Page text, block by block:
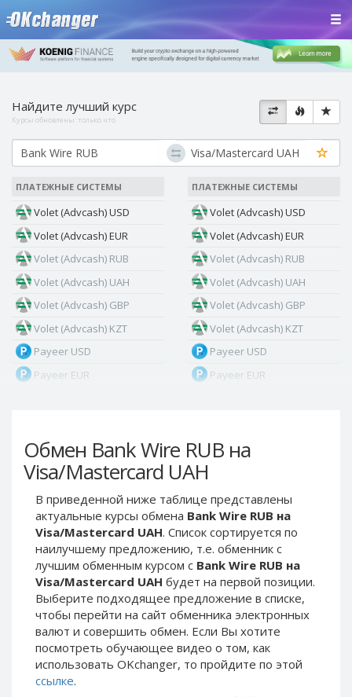
Обмен Bank Wire RUB на
Visa/Mastercard UAH
В приведенной ниже таблице представлены
актуальные курсы обмена Bank Wire RUB на
Visa/Mastercard UAH. Список сортируется по
наилучшему предложению, т.е. обменник с
лучшим обменным курсом с Bank Wire RUB на
Visa/Mastercard UAH будет на первой позиции.
Выберите подходящее предложение в списке,
чтобы перейти на сайт обменника электронных
валют и совершить обмен. Если Вы хотите
посмотреть обучающее видео о том, как
использовать OKchanger, то пройдите по этой
ссылке.
Найдите лучший курс
Курсы обновлены: только что
ПЛАТЕЖНЫЕ СИСТЕМЫ
Volet (Advcash) USD
Volet (Advcash) EUR
Volet (Advcash) RUB
Volet (Advcash) UAH
Volet (Advcash) GBP
Volet (Advcash) KZT
Payeer USD
Payeer EUR
Payeer Tether ERC20
(USDT)
Payeer UAH
ЮMoney RUB
ЮMoney KZT
PayPal USD
PayPal EUR
PayPal GBP
PayPal CAD
PayPal AUD
PayPal RUB
PayPal CZK
ПЛАТЕЖНЫЕ СИСТЕМЫ
Volet (Advcash) USD
Volet (Advcash) EUR
Volet (Advcash) RUB
Volet (Advcash) UAH
Volet (Advcash) GBP
Volet (Advcash) KZT
Payeer USD
Payeer EUR
Payeer Tether ERC20
(USDT)
ЮMoney RUB
ЮMoney KZT
PayPal USD
PayPal EUR
PayPal GBP
PayPal CAD
PayPal AUD
PayPal RUB